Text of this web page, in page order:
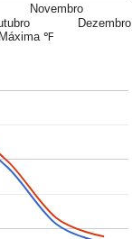
℉
Novembro
Dezembro